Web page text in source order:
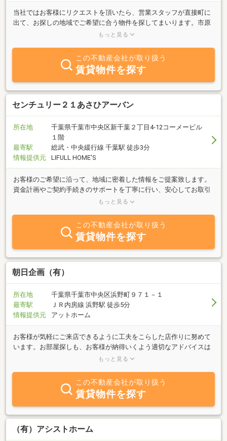
当社ではお客様にリクエストを頂いたら、営業スタッフが直接町に
出て、お探しの地域でご希望に合う物件を探してまいります。市原
市・千葉市を中心に賃貸物件・売買物件をご紹介しております。ま
もっと見る
この不動産会社が取り扱う
賃貸物件を探す
センチュリー２１あさひアーバン
所在地
千葉県千葉市中央区新千葉２丁目4-12コーメービル
１階
最寄駅
総武・中央緩行線 千葉駅 徒歩3分
情報提供元
LIFULL HOME'S
お客様のご希望に沿って、地域に密着した情報をご提案致します。
資金計画やご契約手続きのサポートを丁寧に行い、安心してお取引
いただけるよう努めております。理想のお住まい探しを是非、お手
もっと見る
この不動産会社が取り扱う
賃貸物件を探す
朝日企画（有）
所在地
千葉県千葉市中央区浜野町９７１－１
最寄駅
ＪＲ内房線 浜野駅 徒歩5分
情報提供元
アットホーム
お客様が気軽にご来店できるように工夫をこらした店作りに努めて
います。お部屋探しも、お客様が納得いくよう適切なアドバイスは
もちろん、いろいろなご相談にも積極的に対処致します。是非一度
もっと見る
この不動産会社が取り扱う
賃貸物件を探す
（有）アシストホーム